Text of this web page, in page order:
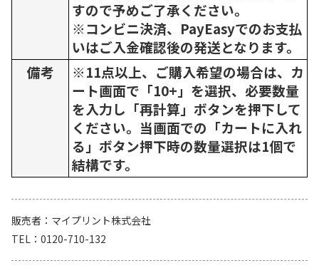
すので予めご了承ください。
※コンビニ決済、PayEasyでのお支払
いはご入金確認後の発送となります。
備考
※11点以上、ご購入希望の場合は、カ
ート画面で「10+」を選択、必要数量
を入力し「再計算」ボタンを押下して
ください。当画面での「カートに入れ
る」ボタン押下時の数量選択は1個で
結構です。
販売者
マイプリント株式会社
TEL
0120-710-132